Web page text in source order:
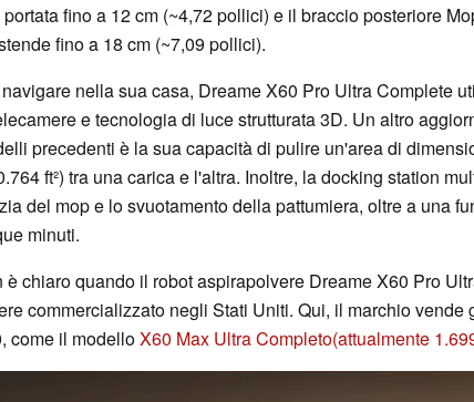
portata fino a 12 cm (~4,72 pollici) e il braccio posteriore
fino a 18 cm (~7,09 pollici).
nella sua casa, Dreame X60 Pro Ultra Complete
e tecnologia di luce strutturata 3D. Un altro
precedenti è la sua capacità di pulire un'area di
ft²) tra una carica e l'altra. Inoltre, la docking station
del mop e lo svuotamento della pattumiera, oltre a una
minuti.
è chiaro quando il robot aspirapolvere Dreame X60 Pro
commercializzato negli Stati Uniti. Qui, il marchio
come il modelloX60 Max Ultra Completo(attualmente